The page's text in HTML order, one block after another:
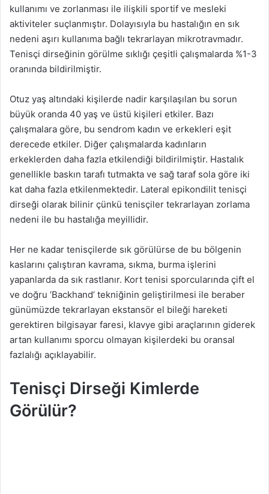
kullanımı ve zorlanması ile ilişkili sportif ve mesleki
aktiviteler suçlanmıştır. Dolayısıyla bu hastalığın en sık
nedeni aşırı kullanıma bağlı tekrarlayan mikrotravmadır.
Tenisçi dirseğinin görülme sıklığı çeşitli çalışmalarda %1-3
oranında bildirilmiştir.
Otuz yaş altındaki kişilerde nadir karşılaşılan bu sorun
büyük oranda 40 yaş ve üstü kişileri etkiler. Bazı
çalışmalara göre, bu sendrom kadın ve erkekleri eşit
derecede etkiler. Diğer çalışmalarda kadınların
erkeklerden daha fazla etkilendiği bildirilmiştir. Hastalık
genellikle baskın tarafı tutmakta ve sağ taraf sola göre iki
kat daha fazla etkilenmektedir. Lateral epikondilit tenisçi
dirseği olarak bilinir çünkü tenisçiler tekrarlayan zorlama
nedeni ile bu hastalığa meyillidir.
Her ne kadar tenisçilerde sık görülürse de bu bölgenin
kaslarını çalıştıran kavrama, sıkma, burma işlerini
yapanlarda da sık rastlanır. Kort tenisi sporcularında çift el
ve doğru ‘Backhand’ tekniğinin geliştirilmesi ile beraber
günümüzde tekrarlayan ekstansör el bileği hareketi
gerektiren bilgisayar faresi, klavye gibi araçlarının giderek
artan kullanımı sporcu olmayan kişilerdeki bu oransal
fazlalığı açıklayabilir.
Tenisçi Dirseği Kimlerde
Görülür?